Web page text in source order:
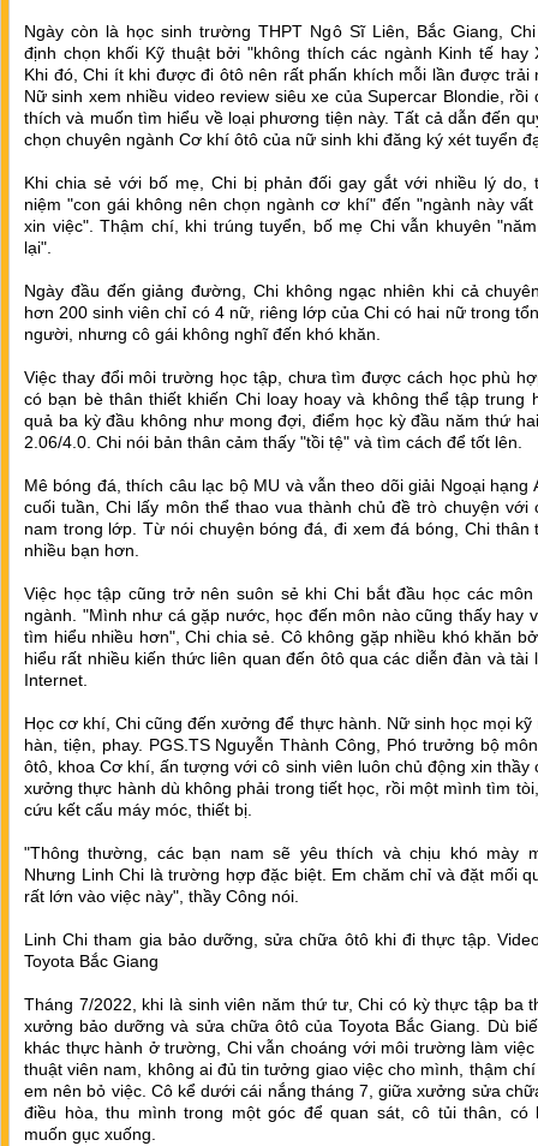
Ngày còn là học sinh trường THPT Ngô Sĩ Liên, Bắc Giang,
định chọn khối Kỹ thuật bởi "không thích các ngành Kinh tế hay
Khi đó, Chi ít khi được đi ôtô nên rất phấn khích mỗi lần được trải
Nữ sinh xem nhiều video review siêu xe của Supercar Blondie, rồi
thích và muốn tìm hiểu về loại phương tiện này. Tất cả dẫn đến
chọn chuyên ngành Cơ khí ôtô của nữ sinh khi đăng ký xét tuyển
Khi chia sẻ với bố mẹ, Chi bị phản đối gay gắt với nhiều lý do,
niệm "con gái không nên chọn ngành cơ khí" đến "ngành này vất
xin việc". Thậm chí, khi trúng tuyển, bố mẹ Chi vẫn khuyên
lại".
Ngày đầu đến giảng đường, Chi không ngạc nhiên khi cả
hơn 200 sinh viên chỉ có 4 nữ, riêng lớp của Chi có hai nữ trong
người, nhưng cô gái không nghĩ đến khó khăn.
Việc thay đổi môi trường học tập, chưa tìm được cách học phù
có bạn bè thân thiết khiến Chi loay hoay và không thể tập trung
quả ba kỳ đầu không như mong đợi, điểm học kỳ đầu năm thứ
2.06/4.0. Chi nói bản thân cảm thấy "tồi tệ" và tìm cách để tốt lên.
Mê bóng đá, thích câu lạc bộ MU và vẫn theo dõi giải Ngoại hạng
cuối tuần, Chi lấy môn thể thao vua thành chủ đề trò chuyện với
nam trong lớp. Từ nói chuyện bóng đá, đi xem đá bóng, Chi thân
nhiều bạn hơn.
Việc học tập cũng trở nên suôn sẻ khi Chi bắt đầu học các môn
ngành. "Mình như cá gặp nước, học đến môn nào cũng thấy hay
tìm hiểu nhiều hơn", Chi chia sẻ. Cô không gặp nhiều khó khăn
hiểu rất nhiều kiến thức liên quan đến ôtô qua các diễn đàn và tài
Internet.
Học cơ khí, Chi cũng đến xưởng để thực hành. Nữ sinh học mọi kỹ
hàn, tiện, phay. PGS.TS Nguyễn Thành Công, Phó trưởng bộ
ôtô, khoa Cơ khí, ấn tượng với cô sinh viên luôn chủ động xin thầy
xưởng thực hành dù không phải trong tiết học, rồi một mình tìm
cứu kết cấu máy móc, thiết bị.
"Thông thường, các bạn nam sẽ yêu thích và chịu khó mày
Nhưng Linh Chi là trường hợp đặc biệt. Em chăm chỉ và đặt mối
rất lớn vào việc này", thầy Công nói.
Linh Chi tham gia bảo dưỡng, sửa chữa ôtô khi đi thực tập.
Toyota Bắc Giang
Tháng 7/2022, khi là sinh viên năm thứ tư, Chi có kỳ thực tập ba
xưởng bảo dưỡng và sửa chữa ôtô của Toyota Bắc Giang. Dù
khác thực hành ở trường, Chi vẫn choáng với môi trường làm việc
thuật viên nam, không ai đủ tin tưởng giao việc cho mình, thậm
em nên bỏ việc. Cô kể dưới cái nắng tháng 7, giữa xưởng sửa
điều hòa, thu mình trong một góc để quan sát, cô tủi thân, có
muốn gục xuống.